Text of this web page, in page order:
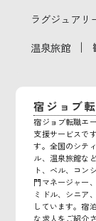
ラグジュアリ
温泉旅館 ｜
宿ジョブ
宿ジョブ転職エ
支援サービスで
す。全国のシテ
ル、温泉旅館な
ト、ベル、コン
門マネージャー
ミドル、シニア
しています。宿
な求人をご紹介